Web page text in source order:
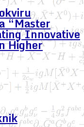
“Master
Innovative
Higher